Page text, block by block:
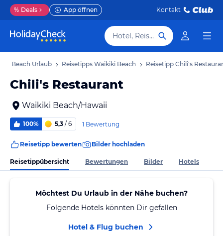
% Deals App öffnen Kontakt
Hotel, Reiseziel
Beach Urlaub Reisetipps Waikiki Beach Reisetipp Chili's
Chili's Restaurant
Waikiki Beach/Hawaii
100% 5,3 / 6 1 Bewertung
Reisetipp bewerten Bilder hochladen
Reisetippübersicht Bewertungen Bilder Hotels
Möchtest Du Urlaub in der Nähe buchen?
Folgende Hotels könnten Dir gefallen
Hotel & Flug buchen